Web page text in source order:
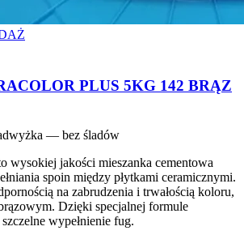
PLUS 5KG 142 BRĄZ
— bez śladów
wysokiej jakości mieszanka cementowa
spoin między płytkami ceramicznymi.
na zabrudzenia i trwałością koloru,
Dzięki specjalnej formule
wypełnienie fug.